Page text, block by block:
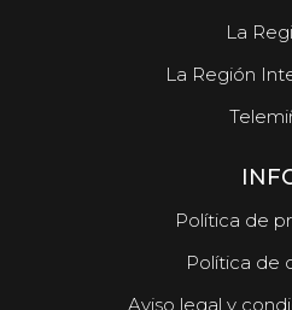
La
La Región
Política de
Política de
Aviso legal y